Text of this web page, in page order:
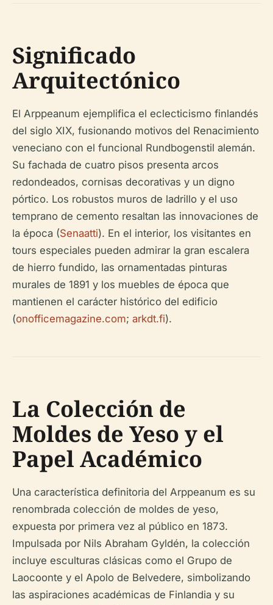
Significado
Arquitectónico
El Arppeanum ejemplifica el eclecticismo finlandés
del siglo XIX, fusionando motivos del Renacimiento
veneciano con el funcional Rundbogenstil alemán.
Su fachada de cuatro pisos presenta arcos
redondeados, cornisas decorativas y un digno
pórtico. Los robustos muros de ladrillo y el uso
temprano de cemento resaltan las innovaciones de
la época (Senaatti). En el interior, los visitantes en
tours especiales pueden admirar la gran escalera
de hierro fundido, las ornamentadas pinturas
murales de 1891 y los muebles de época que
mantienen el carácter histórico del edificio
(onofficemagazine.com; arkdt.fi).
La Colección de
Moldes de Yeso y el
Papel Académico
Una característica definitoria del Arppeanum es su
renombrada colección de moldes de yeso,
expuesta por primera vez al público en 1873.
Impulsada por Nils Abraham Gyldén, la colección
incluye esculturas clásicas como el Grupo de
Laocoonte y el Apolo de Belvedere, simbolizando
las aspiraciones académicas de Finlandia y su